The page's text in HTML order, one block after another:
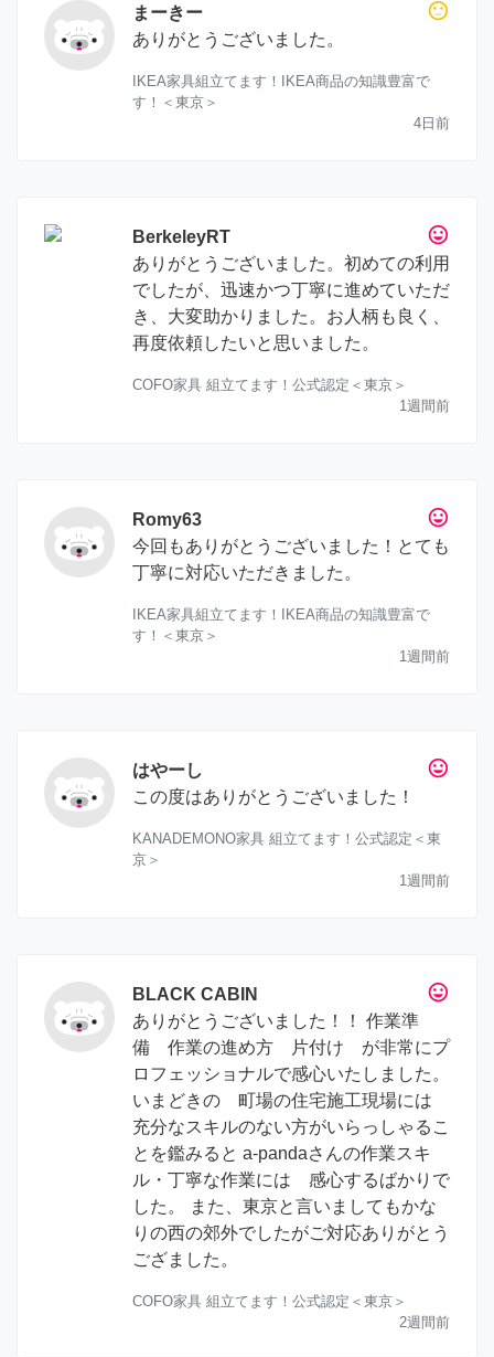
sentiment_neutral
まーきー
ありがとうございました。
IKEA家具組立てます！IKEA商品の知識豊富で
す！＜東京＞
4日前
tag_faces
BerkeleyRT
ありがとうございました。初めての利用
でしたが、迅速かつ丁寧に進めていただ
き、大変助かりました。お人柄も良く、
再度依頼したいと思いました。
COFO家具 組立てます！公式認定＜東京＞
1週間前
tag_faces
Romy63
今回もありがとうございました！とても
丁寧に対応いただきました。
IKEA家具組立てます！IKEA商品の知識豊富で
す！＜東京＞
1週間前
tag_faces
はやーし
この度はありがとうございました！
KANADEMONO家具 組立てます！公式認定＜東
京＞
1週間前
tag_faces
BLACK CABIN
ありがとうございました！！ 作業準
備 作業の進め方 片付け が非常にプ
ロフェッショナルで感心いたしました。
いまどきの 町場の住宅施工現場には
充分なスキルのない方がいらっしゃるこ
とを鑑みると a-pandaさんの作業スキ
ル・丁寧な作業には 感心するばかりで
した。 また、東京と言いましてもかな
りの西の郊外でしたがご対応ありがとう
ござました。
COFO家具 組立てます！公式認定＜東京＞
2週間前